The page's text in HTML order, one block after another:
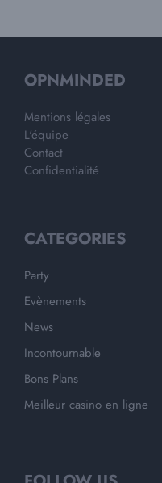
OPNMINDED
Mentions légales
L'équipe
Contact
Confidentialité
CATEGORIES
Party
Evènements
News
Incontournable
Bons Plans
Meilleur casino en ligne